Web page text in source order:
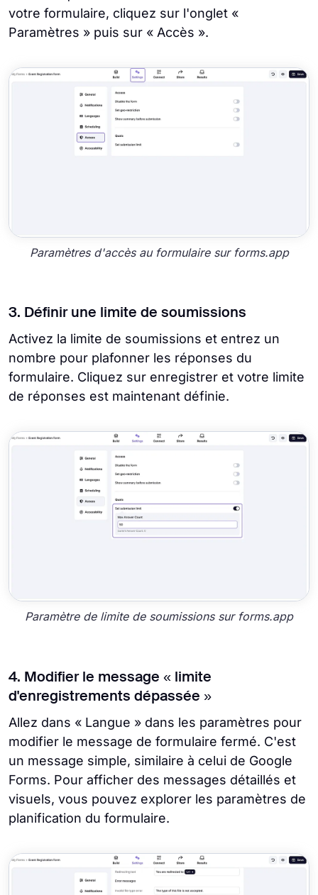
votre formulaire, cliquez sur l'onglet «
Paramètres » puis sur « Accès ».
Paramètres d'accès au formulaire sur forms.app
3. Définir une limite de soumissions
Activez la limite de soumissions et entrez un
nombre pour plafonner les réponses du
formulaire. Cliquez sur enregistrer et votre limite
de réponses est maintenant définie.
Paramètre de limite de soumissions sur forms.app
4. Modifier le message « limite
d'enregistrements dépassée »
Allez dans « Langue » dans les paramètres pour
modifier le message de formulaire fermé. C'est
un message simple, similaire à celui de Google
Forms. Pour afficher des messages détaillés et
visuels, vous pouvez explorer les paramètres de
planification du formulaire.